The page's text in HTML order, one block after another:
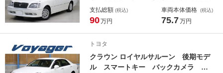
交換済 後期モデル 特別仕様車 パ
ワーシート 後席スモークフィルム
ト ＥＴＣ トヨタディーラー記録簿
付き
支払総額 (税込)
90万円
車両本体価格 (税込)
75.7万円
トヨタ
クラウン ロイヤルサルーン 後期モデ
ル スマートキー バックカメラ パ